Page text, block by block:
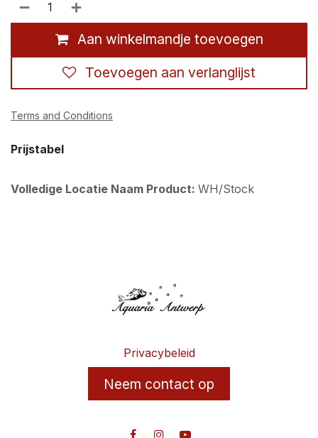
Aan winkelmandje toevoegen
Toevoegen aan verlanglijst
Terms and Conditions
Prijstabel
Volledige Locatie Naam Product: WH/Stock
Privacybeleid
Neem contact op